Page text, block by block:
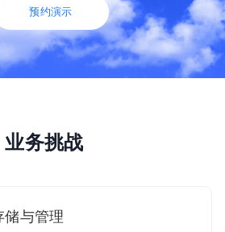
预约演示
业务挑战
储与管理